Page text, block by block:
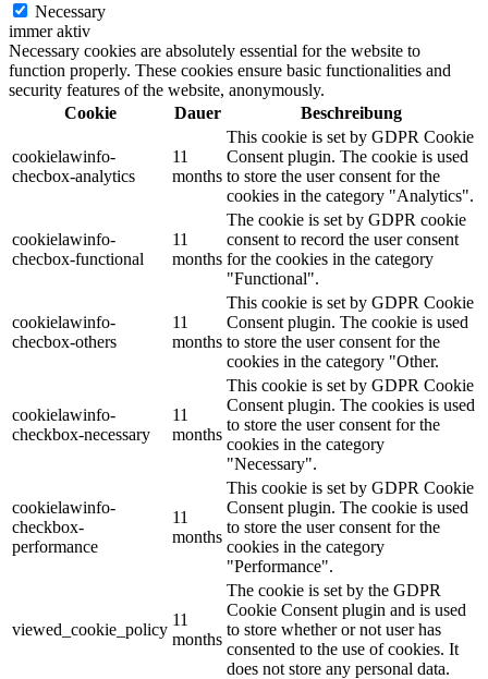
Necessary
immer aktiv
Necessary cookies are absolutely essential for the website to
function properly. These cookies ensure basic functionalities and
security features of the website, anonymously.
Cookie
Dauer Beschreibung
cookielawinfo-
checbox-analytics
11
months
This cookie is set by GDPR Cookie
Consent plugin. The cookie is used
to store the user consent for the
cookies in the category "Analytics".
cookielawinfo-
checbox-functional
11
months
The cookie is set by GDPR cookie
consent to record the user consent
for the cookies in the category
"Functional".
cookielawinfo-
checbox-others
11
months
This cookie is set by GDPR Cookie
Consent plugin. The cookie is used
to store the user consent for the
cookies in the category "Other.
cookielawinfo-
checkbox-necessary
11
months
This cookie is set by GDPR Cookie
Consent plugin. The cookies is used
to store the user consent for the
cookies in the category
"Necessary".
cookielawinfo-
checkbox-
performance
11
months
This cookie is set by GDPR Cookie
Consent plugin. The cookie is used
to store the user consent for the
cookies in the category
"Performance".
viewed_cookie_policy
11
months
The cookie is set by the GDPR
Cookie Consent plugin and is used
to store whether or not user has
consented to the use of cookies. It
does not store any personal data.